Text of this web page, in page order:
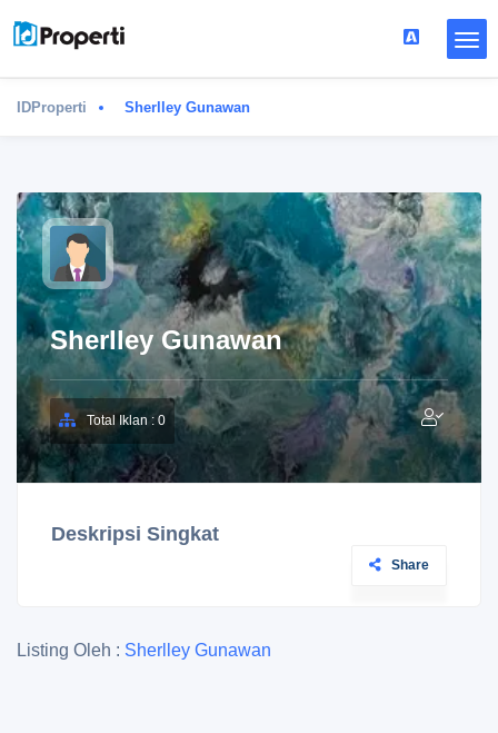
IDProperti Sherlley Gunawan
Sherlley Gunawan
Total Iklan : 0
Deskripsi Singkat
Share
Listing Oleh : Sherlley Gunawan